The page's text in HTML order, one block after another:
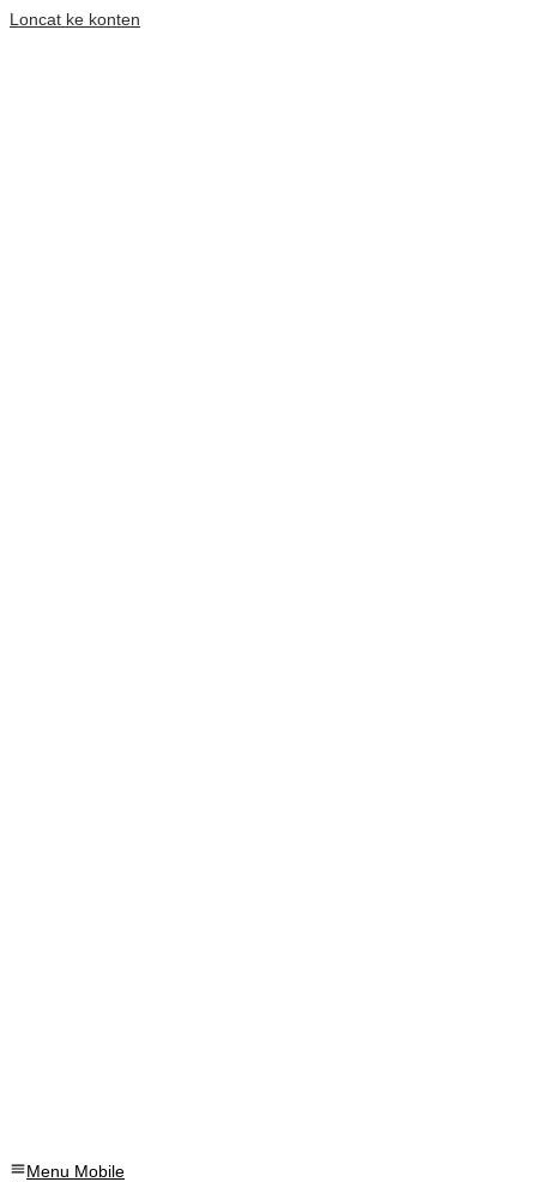
Loncat ke konten
Menu Mobile